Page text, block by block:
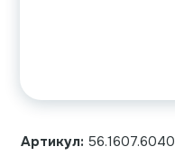
Артикул: 56.1607.6040